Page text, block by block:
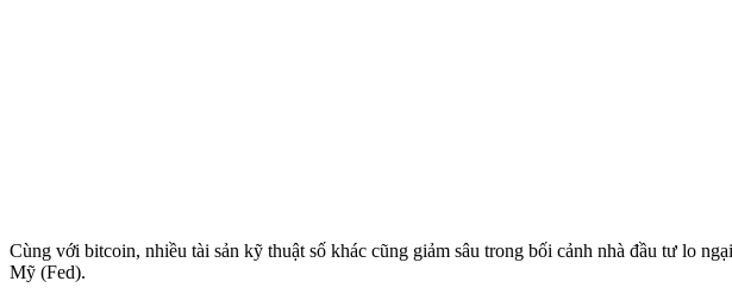
Cùng với bitcoin, nhiều tài sản kỹ thuật số khác cũng giảm sâu trong bối cảnh nhà đầu tư lo
Mỹ (Fed).